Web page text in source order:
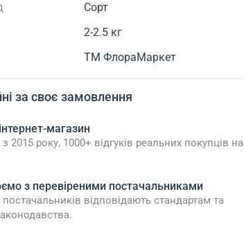
Сорт
2-2.5 кг
ТМ ФлораМаркет
за своє замовлення
магазин
2015 року, 1000+ відгуків реальних покупців на
з перевіреними постачальниками
постачальників відповідають стандартам та